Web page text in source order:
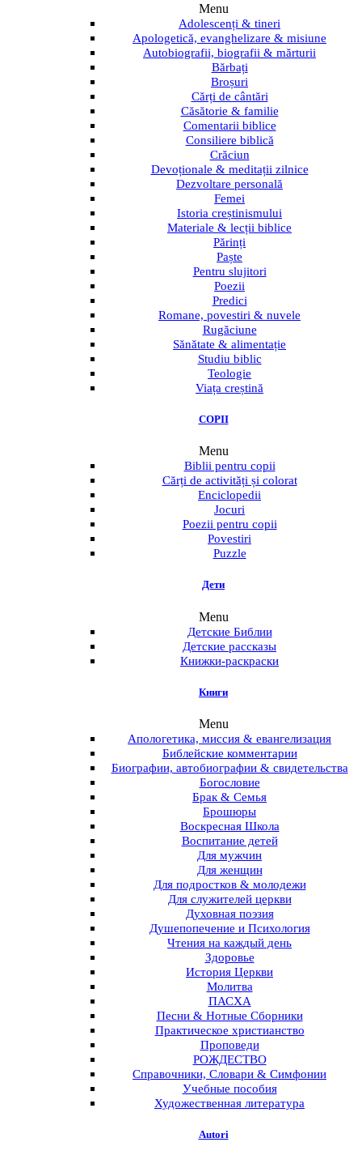
Menu
Adolescenți & tineri
Apologetică, evanghelizare & misiune
Autobiografii, biografii & mărturii
Bărbați
Broșuri
Cărți de cântări
Căsătorie & familie
Comentarii biblice
Consiliere biblică
Crăciun
Devoționale & meditații zilnice
Dezvoltare personală
Femei
Istoria creștinismului
Materiale & lecții biblice
Părinți
Paște
Pentru slujitori
Poezii
Predici
Romane, povestiri & nuvele
Rugăciune
Sănătate & alimentație
Studiu biblic
Teologie
Viața creștină
COPII
Menu
Biblii pentru copii
Cărți de activități și colorat
Enciclopedii
Jocuri
Poezii pentru copii
Povestiri
Puzzle
Дети
Menu
Детские Библии
Детские рассказы
Книжки-раскраски
Книги
Menu
Апологетика, миссия & евангелизация
Библейские комментарии
Биографии, автобиографии & свидетельства
Богословие
Брак & Семья
Брошюры
Воскресная Школа
Воспитание детей
Для мужчин
Для женщин
Для подростков & молодежи
Для служителей церкви
Духовная поэзия
Душепопечение и Психология
Чтения на каждый день
Здоровье
История Церкви
Молитва
ПАСХА
Песни & Нотные Сборники
Практическое христианство
Проповеди
РОЖДЕСТВО
Справочники, Словари & Симфонии
Учебные пособия
Художественная литература
Autori